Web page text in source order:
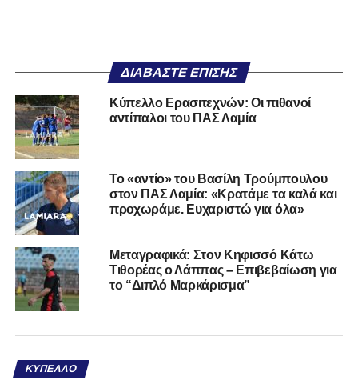
ΔΙΑΒΆΣΤΕ ΕΠΊΣΗΣ
Κύπελλο Ερασιτεχνών: Οι πιθανοί
αντίπαλοι του ΠΑΣ Λαμία
Το «αντίο» του Βασίλη Τρούμπουλου
στον ΠΑΣ Λαμία: «Κρατάμε τα καλά και
προχωράμε. Ευχαριστώ για όλα»
Μεταγραφικά: Στον Κηφισσό Κάτω
Τιθορέας ο Λάππας – Επιβεβαίωση για
το “Διπλό Μαρκάρισμα”
ΚΎΠΕΛΛΟ